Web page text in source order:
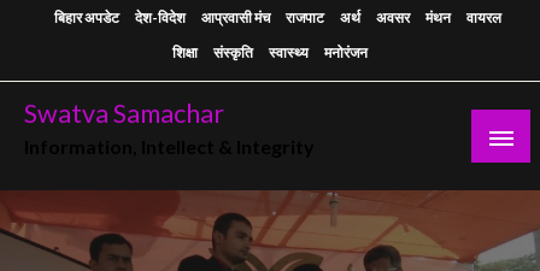
बिहार अपडेट देश-विदेश आप्रवासी मंच राजपाट अर्थ अवसर मंथन
वायरल
शिक्षा
संस्कृति स्वास्थ्य मनोरंजन
Swatva Samachar